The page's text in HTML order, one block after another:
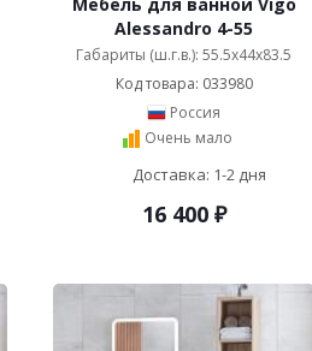
Alessandro 4-55
Габариты (ш.г.в.): 55.5x44x83.5
Код товара: 033980
Россия
Очень мало
Доставка: 1-2 дня
16 400₽